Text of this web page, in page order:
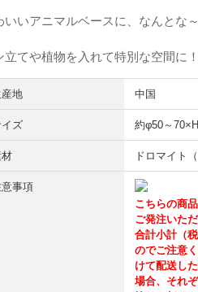
いいアニマルベースに、なんとな
立てや植物を入れて特別な空間に！
地 中国
ズ 約φ50～
ドロマイト
事項
こちらの商
ご発注いた
合計小計（
のでご注意
けて配送し
場合、それ